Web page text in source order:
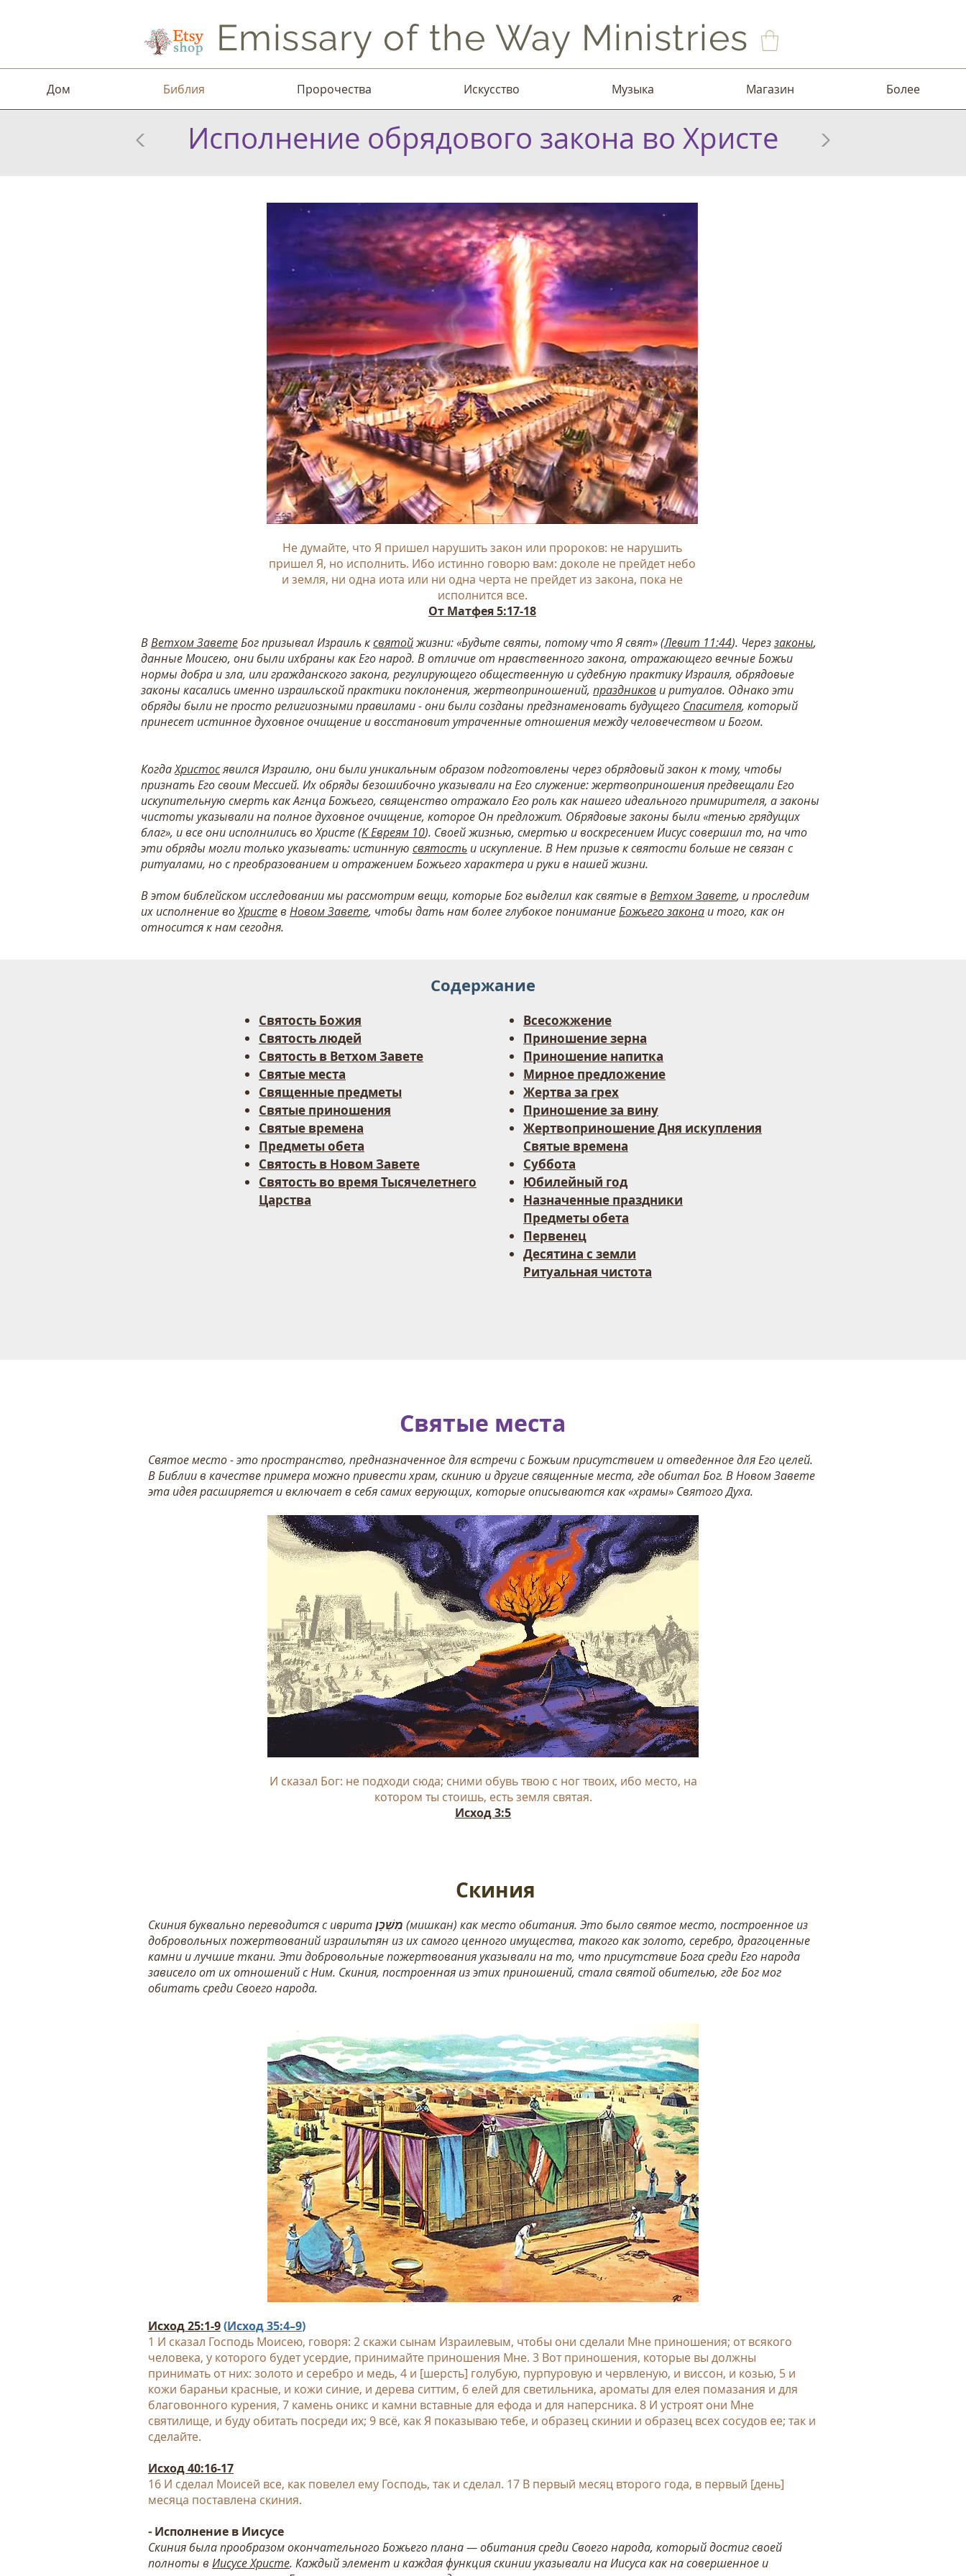
Emissary of the Way Ministries
Дом Библия Пророчества Искусство Музыка Магазин Более
Исполнение обрядового закона во Христе
Не думайте, что Я пришел нарушить закон или пророков: не нарушить
пришел Я, но исполнить. Ибо истинно говорю вам: доколе не прейдет небо
и земля, ни одна иота или ни одна черта не прейдет из закона, пока не
исполнится все.
От Матфея 5:17-18​
ВВетхом ЗаветеБог призывал Израиль ксвятойжизни: «Будьте святы, потому что Я свят» (Левит 11:44). Череззаконы,
данные Моисею, они были ихбраны как Его народ. В отличие от нравственного закона, отражающего вечные Божьи
нормы добра и зла, или гражданского закона, регулирующего общественную и судебную практику Израиля, обрядовые
законы касались именно израильской практики поклонения, жертвоприношений, праздников и ритуалов. Однако эти
обряды были не просто религиозными правилами - они были созданы предзнаменовать будущего Спасителя, который
принесет истинное духовное очищение и восстановит утраченные отношения между человечеством и Богом.
КогдаХристосявился Израилю, они были уникальным образом подготовлены через обрядовый закон к тому, чтобы
признать Его своим Мессией. Их обряды безошибочно указывали на Его служение: жертвоприношения предвещали Его
искупительную смерть как Агнца Божьего, священство отражало Его роль как нашего идеального примирителя, а законы
чистоты указывали на полное духовное очищение, которое Он предложит. Обрядовые законы были «тенью грядущих
благ», и все они исполнились во Христе (К Евреям 10). Своей жизнью, смертью и воскресением Иисус совершил то, на что
эти обряды могли только указывать: истинную святость и искупление. В Нем призыв к святости больше не связан с
ритуалами, но с преобразованием и отражением Божьего характера и руки в нашей жизни.
В этом библейском исследовании мы рассмотрим вещи, которые Бог выделил как святые в Ветхом Завете, и проследим
их исполнение воХристев Новом Завете, чтобы дать нам более глубокое пониманиеБожьего закона и того, как он
относится к нам сегодня.
Содержание
Святость Божия
Святость людей
Святость в Ветхом Завете
Святые места
Священные предметы
Святые приношения
Святые времена
Предметы обета
Святость в Новом Завете
Святость во время Тысячелетнего
Царства
Всесожжение
Приношение зерна
Приношение напитка
Мирное предложение
Жертва за грех
Приношение за вину
Жертвоприношение Дня искупления
Святые времена
Суббота
Юбилейный год
Назначенные праздники
Предметы обета
Первенец
Десятина с земли
Ритуальная чистота
Святые места
Святое место - это пространство, предназначенное для встречи с Божьим присутствием и отведенное для Его целей.
В Библии в качестве примера можно привести храм, скинию и другие священные места, где обитал Бог. В Новом Завете
эта идея расширяется и включает в себя самих верующих, которые описываются как «храмы» Святого Духа.
И сказал Бог: не подходи сюда; сними обувь твою с ног твоих, ибо место, на
котором ты стоишь, есть земля святая.
Исход 3:5
Скиния
Скиния буквально переводится с ивритаמִשְׁכָּן (мишкан) как место обитания. Это было святое место, построенное из
добровольных пожертвований израильтян из их самого ценного имущества, такого как золото, серебро, драгоценные
камни и лучшие ткани. Эти добровольные пожертвования указывали на то, что присутствие Бога среди Его народа
зависело от их отношений с Ним. Скиния, построенная из этих приношений, стала святой обителью, где Бог мог
обитать среди Своего народа.
Исход25:1-9(Исход 35:4–9)
1 И сказал Господь Моисею, говоря: 2 скажи сынам Израилевым, чтобы они сделали Мне приношения; от всякого
человека, у которого будет усердие, принимайте приношения Мне. 3 Вот приношения, которые вы должны
принимать от них: золото и серебро и медь, 4 и [шерсть] голубую, пурпуровую и червленую, и виссон, и козью, 5 и
кожи бараньи красные, и кожи синие, и дерева ситтим, 6 елей для светильника, ароматы для елея помазания и для
благовонного курения, 7 камень оникс и камни вставные для ефода и для наперсника. 8 И устроят они Мне
святилище, и буду обитать посреди их; 9 всё, как Я показываю тебе, и образец скинии и образец всех сосудов ее; так и
сделайте.
Исход 40:16-17
16 И сделал Моисей все, как повелел ему Господь, так и сделал. 17 В первый месяц второго года, в первый [день]
месяца поставлена скиния.
⁃ Исполнение в Иисусе
Скиния была прообразом окончательного Божьего плана — обитания среди Своего народа, который достиг своей
полноты в Иисусе Христе. Каждый элемент и каждая функция скинии указывали на Иисуса как на совершенное и